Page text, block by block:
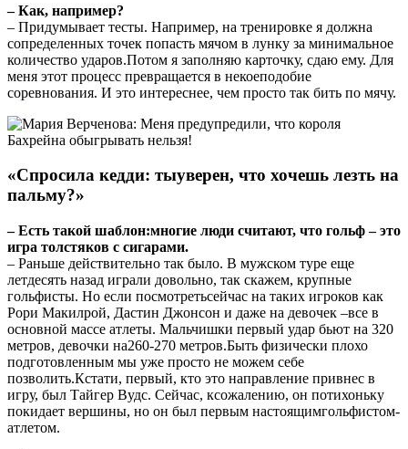
– Как, например?
– Придумывает тесты. Например, на тренировке я должна
сопределенных точек попасть мячом в лунку за минимальное
количество ударов.Потом я заполняю карточку, сдаю ему. Для
меня этот процесс превращается в некоеподобие
соревнования. И это интереснее, чем просто так бить по мячу.
«Спросила кедди: тыуверен, что хочешь лезть на
пальму?»
– Есть такой шаблон:многие люди считают, что гольф – это
игра толстяков с сигарами.
– Раньше действительно так было. В мужском туре еще
летдесять назад играли довольно, так скажем, крупные
гольфисты. Но если посмотретьсейчас на таких игроков как
Рори Макилрой, Дастин Джонсон и даже на девочек –все в
основной массе атлеты. Мальчишки первый удар бьют на 320
метров, девочки на260-270 метров.Быть физически плохо
подготовленным мы уже просто не можем себе
позволить.Кстати, первый, кто это направление привнес в
игру, был Тайгер Вудс. Сейчас, ксожалению, он потихоньку
покидает вершины, но он был первым настоящимгольфистом-
атлетом.